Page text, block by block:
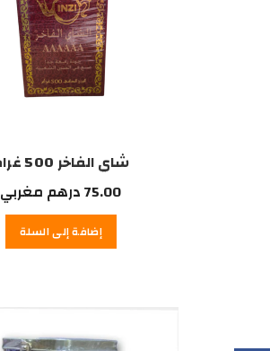
شاي الفاخر 500 غرام
75.00درهم مغربي
إضافة إلى السلة